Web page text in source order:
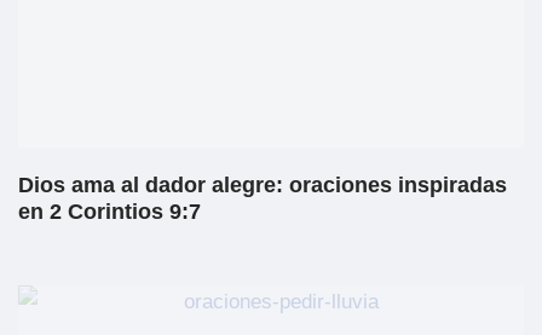
Dios ama al dador alegre: oraciones inspiradas
en 2 Corintios 9:7